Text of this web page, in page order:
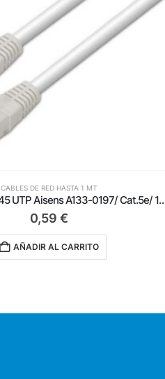
CABLES DE RED HASTA 1 MT
Cable de Red RJ45 UTP Aisens
0,59 €
AÑADIR AL CARRITO